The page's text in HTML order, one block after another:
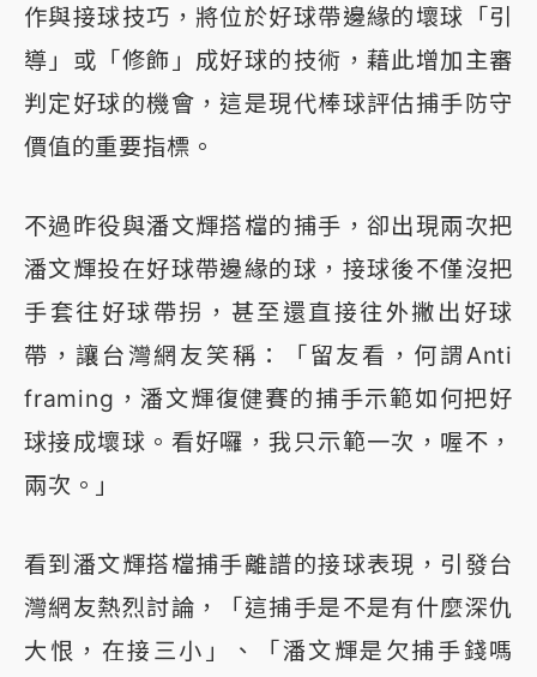
作與接球技巧，將位於好球帶邊緣的壞球「引
導」或「修飾」成好球的技術，藉此增加主審
判定好球的機會，這是現代棒球評估捕手防守
價值的重要指標。
不過昨役與潘文輝搭檔的捕手，卻出現兩次把
潘文輝投在好球帶邊緣的球，接球後不僅沒把
手套往好球帶拐，甚至還直接往外撇出好球
帶，讓台灣網友笑稱：「留友看，何謂Anti
framing，潘文輝復健賽的捕手示範如何把好
球接成壞球。看好囉，我只示範一次，喔不，
兩次。」
看到潘文輝搭檔捕手離譜的接球表現，引發台
灣網友熱烈討論，「這捕手是不是有什麼深仇
大恨，在接三小」、「潘文輝是欠捕手錢嗎